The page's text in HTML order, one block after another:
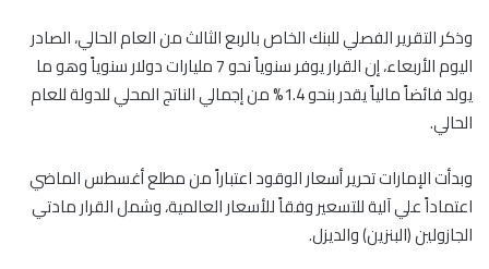
وذكر التقرير الفصلي للبنك الخاص بالربع الثالث من العام الحالي، الصادر
اليوم الأربعاء، إن القرار يوفر سنوياً نحو 7 مليارات دولار سنوياً وهو ما
يولد فائضاً مالياً يقدر بنحو 1.4% من إجمالي الناتج المحلي للدولة للعام
الحالي.
وبدأت الإمارات تحرير أسعار الوقود اعتباراً من مطلع أغسطس الماضي
اعتماداً علي آلية للتسعير وفقاً للأسعار العالمية، وشمل القرار مادتي
الجازولين (البنزين) والديزل.